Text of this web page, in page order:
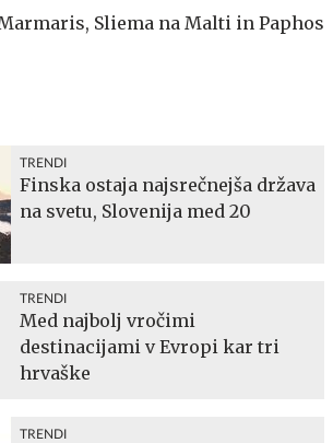
Sliema na Malti in Paphos
TRENDI
Finska ostaja najsrečnejša država
na svetu, Slovenija med 20
TRENDI
Med najbolj vročimi
destinacijami v Evropi kar tri
hrvaške
TRENDI